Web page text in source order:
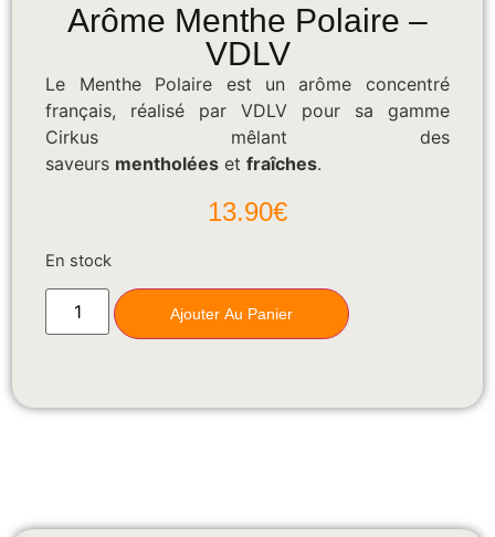
Arôme Menthe Polaire –
VDLV
Le Menthe Polaire est un arôme concentré
français, réalisé par VDLV pour sa gamme
Cirkus mêlant des
saveurs mentholées etfraîches.
13.90€
En stock
Ajouter Au Panier